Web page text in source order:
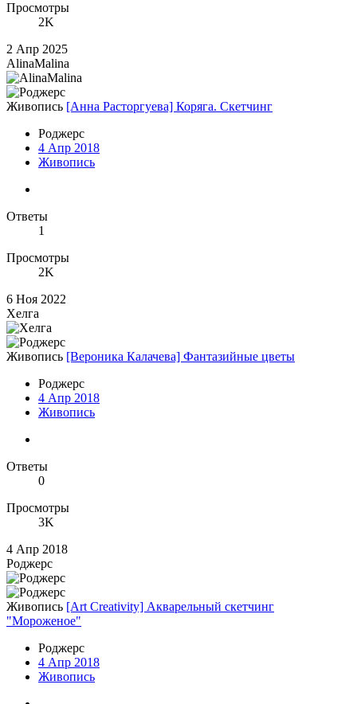
Просмотры
2K
2 Апр 2025
AlinaMalina
Живопись [Анна Расторгуева] Коряга. Скетчинг
Роджерc
4 Апр 2018
Живопись
Ответы
1
Просмотры
2K
6 Ноя 2022
Хелга
Живопись [Вероника Калачева] Фантазийные цветы
Роджерc
4 Апр 2018
Живопись
Ответы
0
Просмотры
3K
4 Апр 2018
Роджерc
Живопись [Art Creativity] Акварельный скетчинг
"Мороженое"
Роджерc
4 Апр 2018
Живопись